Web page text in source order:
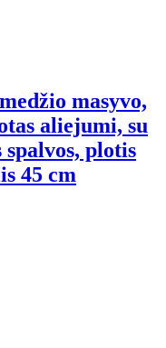
masyvo,
aliejumi, su
plotis
45 cm